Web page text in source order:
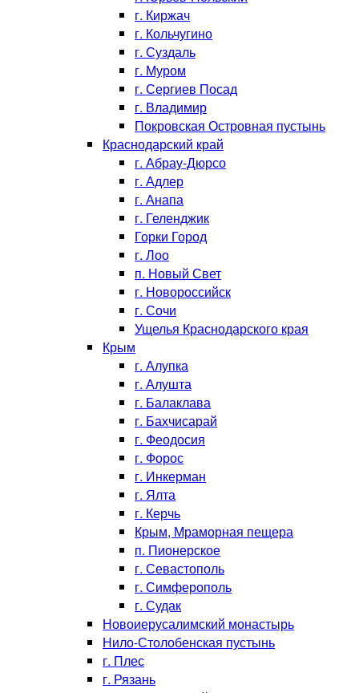
г. Киржач
г. Кольчугино
г. Суздаль
г. Муром
г. Сергиев Посад
г. Владимир
Покровская Островная пустынь
Краснодарский край
г. Абрау-Дюрсо
г. Адлер
г. Анапа
г. Геленджик
Горки Город
г. Лоо
п. Новый Свет
г. Новороссийск
г. Сочи
Ущелья Краснодарского края
Крым
г. Алупка
г. Алушта
г. Балаклава
г. Бахчисарай
г. Феодосия
г. Форос
г. Инкерман
г. Ялта
г. Керчь
Крым, Мраморная пещера
п. Пионерское
г. Севастополь
г. Симферополь
г. Судак
Новоиерусалимский монастырь
Нило-Столобенская пустынь
г. Плес
г. Рязань